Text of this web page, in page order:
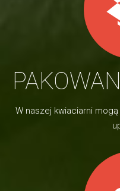
W naszej kwiaciarni